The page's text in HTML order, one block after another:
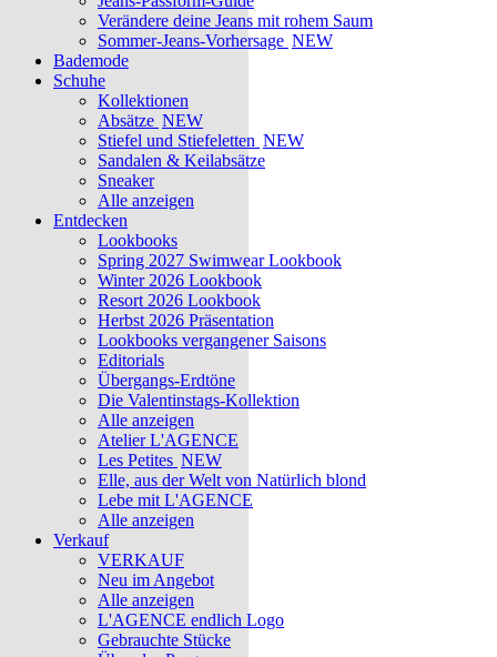
Verändere deine Jeans mit rohem Saum
Sommer-Jeans-Vorhersage NEW
Bademode
Schuhe
Kollektionen
Absätze NEW
Stiefel und Stiefeletten NEW
Sandalen & Keilabsätze
Sneaker
Alle anzeigen
Entdecken
Lookbooks
Spring 2027 Swimwear Lookbook
Winter 2026 Lookbook
Resort 2026 Lookbook
Herbst 2026 Präsentation
Lookbooks vergangener Saisons
Editorials
Übergangs-Erdtöne
Die Valentinstags-Kollektion
Alle anzeigen
Atelier L'AGENCE
Les Petites NEW
Elle, aus der Welt von Natürlich blond
Lebe mit L'AGENCE
Alle anzeigen
Verkauf
VERKAUF
Neu im Angebot
Alle anzeigen
L'AGENCE endlich Logo
Gebrauchte Stücke